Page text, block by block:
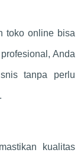
toko online bisa
Anda
tanpa perlu
kualitas